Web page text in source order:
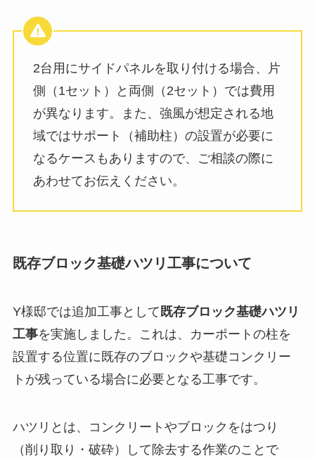
2台用にサイドパネルを取り付ける場合、片
側（1セット）と両側（2セット）では費用
が異なります。また、強風が想定される地
域ではサポート（補助柱）の設置が必要に
なるケースもありますので、ご相談の際に
あわせてお伝えください。
既存ブロック基礎ハツリ工事について
Y様邸では追加工事として 既存ブロック基礎ハツリ
工事を実施しました。これは、カーポートの柱を
設置する位置に既存のブロックや基礎コンクリー
トが残っている場合に必要となる工事です。
ハツリとは、コンクリートやブロックをはつり
（削り取り・破砕）して除去する作業のことで